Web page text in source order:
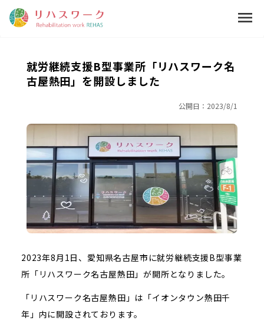
menu
就労継続支援B型事業所「リハスワーク名
古屋熱田」を開設しました
公開日： 2023/8/1
2023年8月1日、愛知県名古屋市に就労継続支援B型事業
所「リハスワーク名古屋熱田」が開所となりました。
「リハスワーク名古屋熱田」は「イオンタウン熱田千
年」内に開設されております。